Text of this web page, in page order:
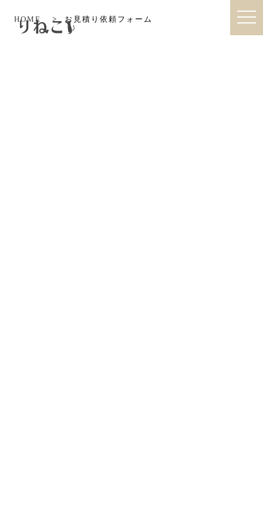
りねこ|猫との暮らしを考えたオーダ
HOME > お見積り依頼フォーム